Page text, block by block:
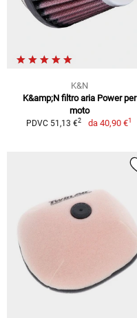
K&N
K&amp;N filtro aria Power per
moto
PDVC 51,13 €2 da 40,90 €1